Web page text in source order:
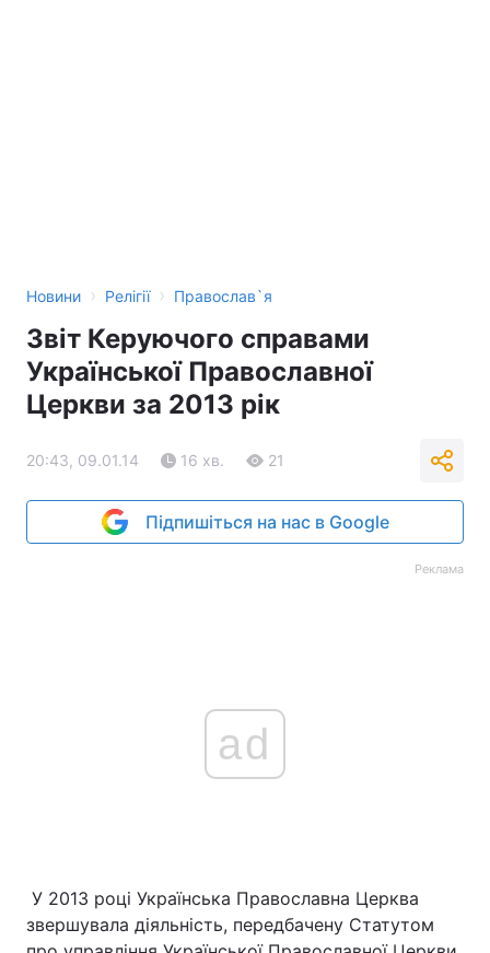
Новини › Релігії › Православ`я
Звіт Керуючого справами
Української Православної
Церкви за 2013 рік
20:43, 09.01.14 16 хв. 21
Підпишіться на нас в Google
Реклама
ad
У 2013 році Українська Православна Церква
звершувала діяльність, передбачену Статутом